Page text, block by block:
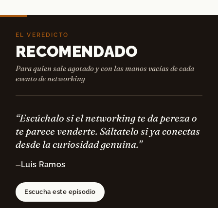
EL VEREDICTO
RECOMENDADO
Para quien sale agotado y con las manos vacías de cada
evento de networking
“Escúchalo si el networking te da pereza o
te parece venderte. Sáltatelo si ya conectas
desde la curiosidad genuina.”
— Luis Ramos
Escucha este episodio